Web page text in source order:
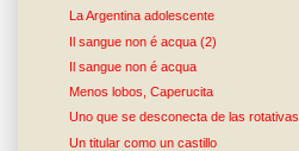
La Argentina adolescente
Il sangue non é acqua (2)
Il sangue non é acqua
Menos lobos, Caperucita
Uno que se desconecta de las rotativas
Un titular como un castillo